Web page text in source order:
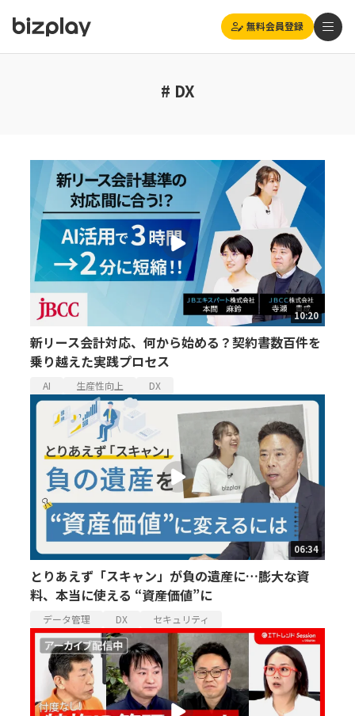
無料会員登録
# DX
10:20
新リース会計対応、何から始める？契約書数百件を
乗り越えた実践プロセス
AI 生産性向上 DX
06:34
とりあえず「スキャン」が負の遺産に…膨大な資
料、本当に使える “資産価値”に
データ管理 DX セキュリティ